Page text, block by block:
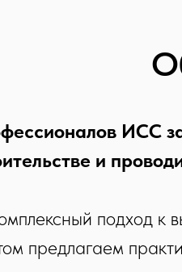
ИСС
и
подход к
предлагаем